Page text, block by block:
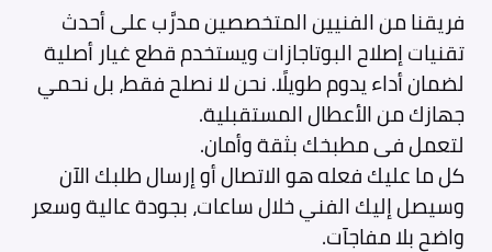
فريقنا من الفنيين المتخصصين مدرَّب على أحدث
تقنيات إصلاح البوتاجازات ويستخدم قطع غيار أصلية
لضمان أداء يدوم طويلًا. نحن لا نصلح فقط، بل نحمي
جهازك من الأعطال المستقبلية.
لتعمل فى مطبخك بثقة وأمان.
كل ما عليك فعله هو الاتصال أو إرسال طلبك الآن
وسيصل إليك الفني خلال ساعات، بجودة عالية وسعر
واضح بلا مفاجآت.